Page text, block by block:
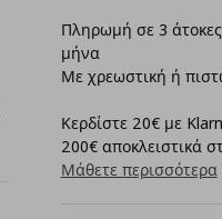
Πληρωμή σε 3
μήνα
Με χρεωστική ή
Κερδίστε 20€ με
200€ αποκλειστικά
Μάθετε περισσότερα